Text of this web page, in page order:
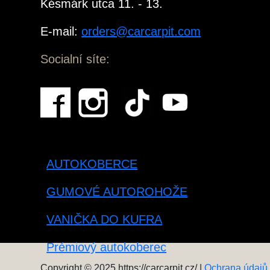
Késmárk utca 11. - 13.
E-mail:orders@carcarpit.com
Socialní síte:
AUTOKOBERCE
GUMOVÉ AUTOROHOŽE
VANIČKA DO KUFRA
Prémiový autokoberec